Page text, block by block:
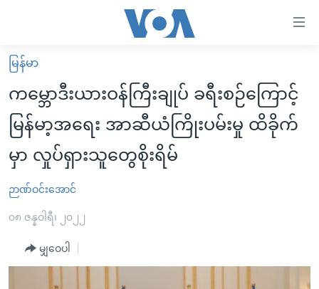
လွယ်ကူ
စေ
သည့်
Link
များ
ပင်မ
အကြောင်းအရာ
ကျော်
ကြည့်
မူလစာမျက်နှာ
မြန်မာ
ကမ္ဘာ့သတင်းများ
နိုင်ငံတကာ
အစ္စရေး-ပါလက်စတိုင်း
ဗွီဒီယို
အင်္ဂလိပ်စာလေ့လာမယ်
အမေရိကန်သုံးအီဒီယံ
အပတ်စဉ်ကဏ္ဍများ
မြန်မာ
ကမ္ဘောဒီးယားဝန်ကြီးချုပ် ခရီးစဉ်ကြောင့်
မြန်မာ့အရေး အာဆီယံကြိုးပမ်းမှု ထိခိုက်
မှာ လှုပ်ရှားသူတွေစိုးရိမ်
ဉာဏ်ဝင်းအောင်
၀၈ ဇန္နဝါရီ၊ ၂၀၂၂
မျှဝေပါ